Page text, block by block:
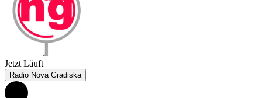
Jetzt Läuft
Radio Nova Gradiska